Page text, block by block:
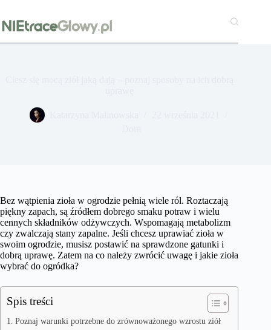
treści
Bez wątpienia zioła w ogrodzie pełnią wiele ról. Roztaczają
piękny zapach, są źródłem dobrego smaku potraw i wielu
cennych składników odżywczych. Wspomagają metabolizm
czy zwalczają stany zapalne. Jeśli chcesz uprawiać zioła w
swoim ogrodzie, musisz postawić na sprawdzone gatunki i
dobrą uprawę. Zatem na co należy zwrócić uwagę i jakie zioła
wybrać do ogródka?
Spis treści
Poznaj warunki potrzebne do zrównoważonego wzrostu ziół